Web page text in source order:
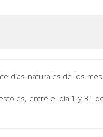
días naturales de los
es, entre el día 1 y 31